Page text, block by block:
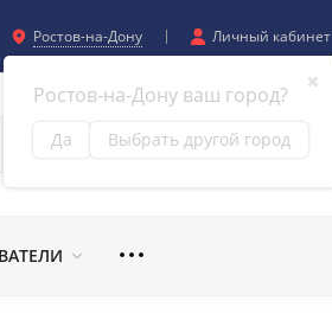
Ростов-на-Дону
✖
Ростов-на-Дону ваш город?
Да Выбрать другой город
Личный кабинет